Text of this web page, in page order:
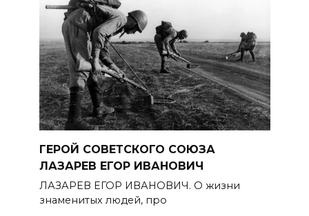
ГЕРОЙ СОВЕТСКОГО СОЮЗА
ЛАЗАРЕВ ЕГОР ИВАНОВИЧ
ЛАЗАРЕВ ЕГОР ИВАНОВИЧ. О жизни
знаменитых людей, про